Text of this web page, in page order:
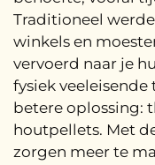
Traditioneel
winkels en
vervoerd naar je
fysiek veeleisende
betere oplossing:
houtpellets. Met
zorgen meer te